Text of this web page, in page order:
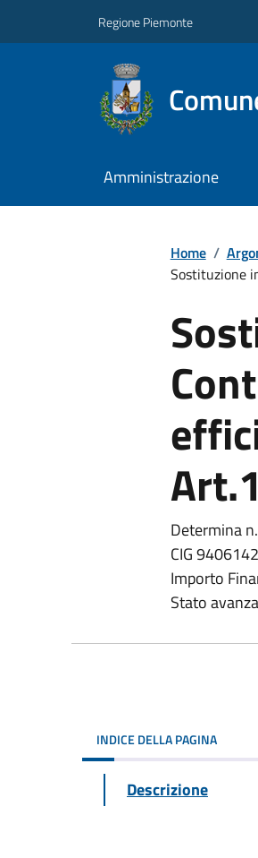
Regione Piemonte
Amministrazione
Home /
Sostituzione
Determina
CIG
Importo
Stato
INDICE DELLA PAGINA
Descrizione